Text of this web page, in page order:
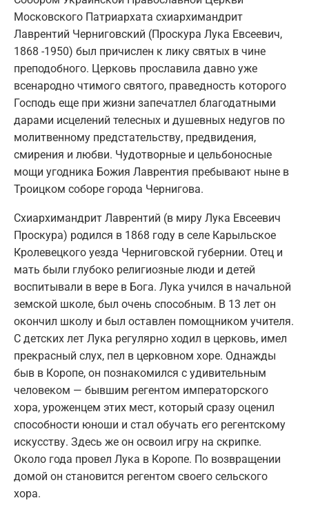
Московского Патриархата схиархимандрит
Лаврентий Черниговский (Проскура Лука Евсеевич,
1868 -1950) был причислен к лику святых в чине
преподобного. Церковь прославила давно уже
всенародно чтимого святого, праведность которого
Господь еще при жизни запечатлел благодатными
дарами исцелений телесных и душевных недугов по
молитвенному предстательству, предвидения,
смирения и любви. Чудотворные и цельбоносные
мощи угодника Божия Лаврентия пребывают ныне в
Троицком соборе города Чернигова.
Схиархимандрит Лаврентий (в миру Лука Евсеевич
Проскура) родился в 1868 году в селе Карыльское
Кролевецкого уезда Черниговской губернии. Отец и
мать были глубоко религиозные люди и детей
воспитывали в вере в Бога. Лука учился в начальной
земской школе, был очень способным. В 13 лет он
окончил школу и был оставлен помощником учителя.
С детских лет Лука регулярно ходил в церковь, имел
прекрасный слух, пел в церковном хоре. Однажды
быв в Коропе, он познакомился с удивительным
человеком — бывшим регентом императорского
хора, уроженцем этих мест, который сразу оценил
способности юноши и стал обучать его регентскому
искусству. Здесь же он освоил игру на скрипке.
Около года провел Лука в Коропе. По возвращении
домой он становится регентом своего сельского
хора.